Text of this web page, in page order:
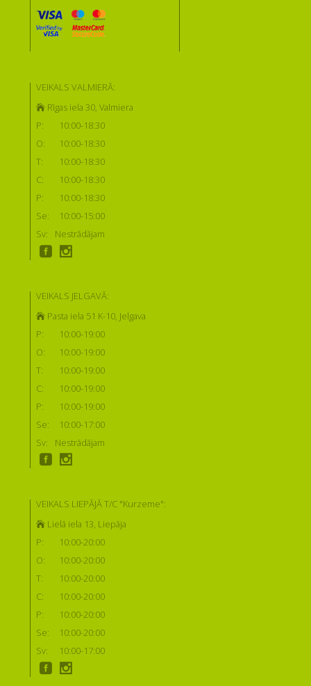
VEIKALS VALMIERĀ:
Rīgas iela 30, Valmiera
P:
10:00-18:30
O:
10:00-18:30
T:
10:00-18:30
C:
10:00-18:30
P:
10:00-18:30
Se:
10:00-15:00
Sv:
Nestrādājam
VEIKALS JELGAVĀ:
Pasta iela 51 K-10, Jelgava
P:
10:00-19:00
O:
10:00-19:00
T:
10:00-19:00
C:
10:00-19:00
P:
10:00-19:00
Se:
10:00-17:00
Sv:
Nestrādājam
VEIKALS LIEPĀJĀ T/C "Kurzeme":
Lielā iela 13, Liepāja
P:
10:00-20:00
O:
10:00-20:00
T:
10:00-20:00
C:
10:00-20:00
P:
10:00-20:00
Se:
10:00-20:00
Sv:
10:00-17:00